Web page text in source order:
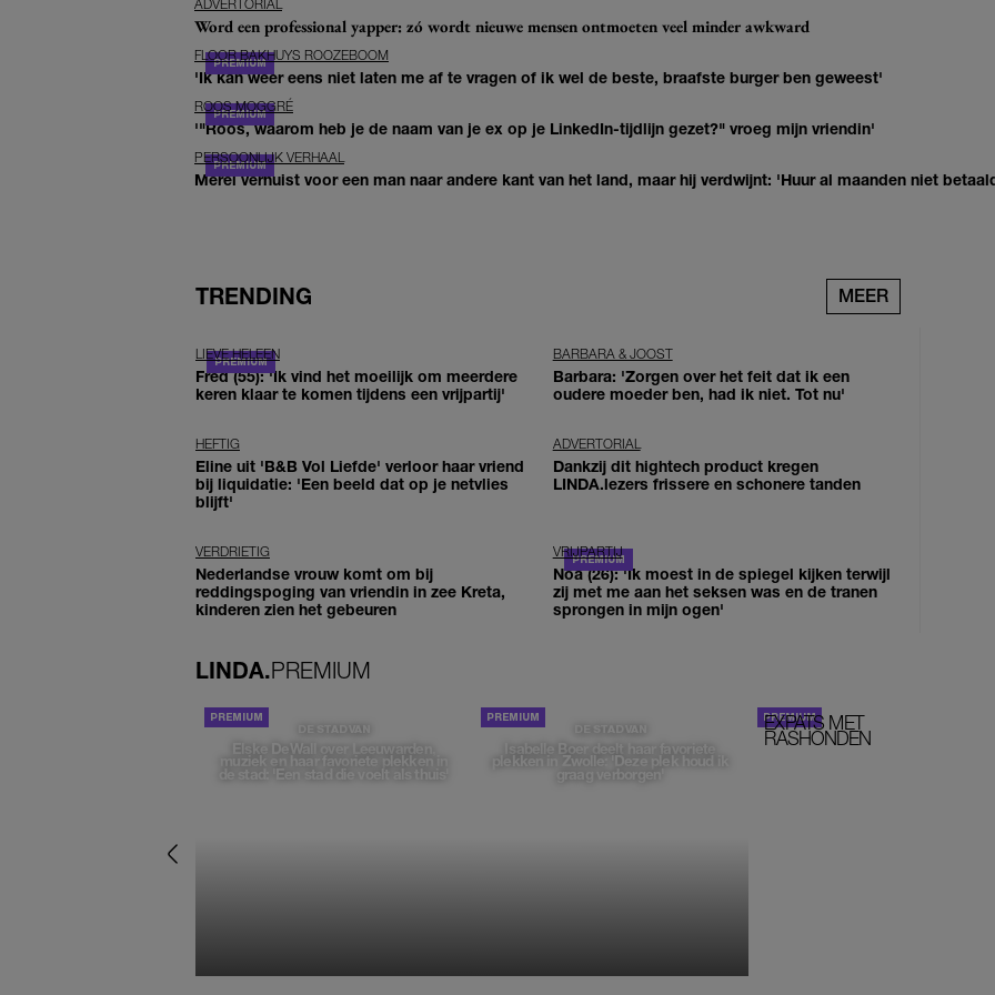
ADVERTORIAL
Word een professional yapper: zó wordt nieuwe mensen ontmoeten veel minder awkward
FLOOR BAKHUYS ROOZEBOOM
'Ik kan weer eens niet laten me af te vragen of ik wel de beste, braafste burger ben geweest'
ROOS MOGGRÉ
'"Roos, waarom heb je de naam van je ex op je LinkedIn-tijdlijn gezet?" vroeg mijn vriendin'
PERSOONLIJK VERHAAL
Merel verhuist voor een man naar andere kant van het land, maar hij verdwijnt: 'Huur al maanden niet
TRENDING MEER
LIEVE HELEEN
Fred (55): 'Ik vind het moeilijk om meerdere
keren klaar te komen tijdens een vrijpartij'
BARBARA & JOOST
Barbara: 'Zorgen over het feit dat ik een
oudere moeder ben, had ik niet. Tot nu'
HEFTIG
Eline uit 'B&B Vol Liefde' verloor haar vriend
bij liquidatie: 'Een beeld dat op je netvlies
blijft'
ADVERTORIAL
Dankzij dit hightech product kregen
LINDA.lezers frissere en schonere tanden
VERDRIETIG
Nederlandse vrouw komt om bij
reddingspoging van vriendin in zee Kreta,
kinderen zien het gebeuren
VRIJPARTIJ
Noa (26): 'Ik moest in de spiegel kijken terwijl
zij met me aan het seksen was en de tranen
sprongen in mijn ogen'
LINDA.PREMIUM
DE STAD VAN
Elske DeWall over Leeuwarden,
muziek en haar favoriete plekken in
de stad: 'Een stad die voelt als thuis'
DE STAD VAN
Isabelle Boer deelt haar favoriete
plekken in Zwolle: 'Deze plek houd ik
graag verborgen'
EXPATS MET
RASHONDEN